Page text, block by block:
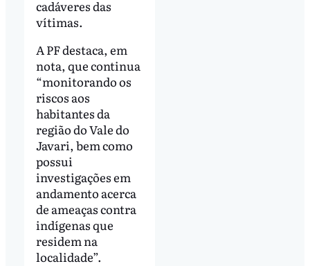
cadáveres das
vítimas.
A PF destaca, em
nota, que continua
“monitorando os
riscos aos
habitantes da
região do Vale do
Javari, bem como
possui
investigações em
andamento acerca
de ameaças contra
indígenas que
residem na
localidade”.